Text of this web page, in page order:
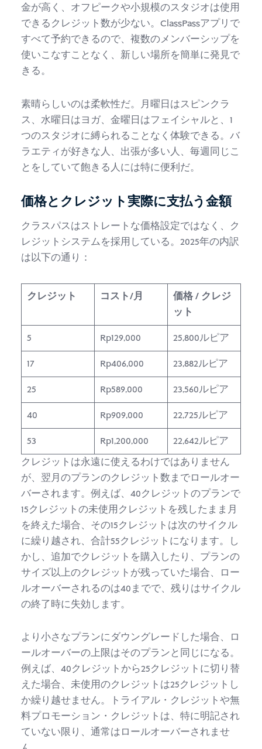
金が高く、オフピークや小規模のスタジオは使用
できるクレジット数が少ない。ClassPassアプリで
すべて予約できるので、複数のメンバーシップを
使いこなすことなく、新しい場所を簡単に発見で
きる。
素晴らしいのは柔軟性だ。月曜日はスピンクラ
ス、水曜日はヨガ、金曜日はフェイシャルと、1
つのスタジオに縛られることなく体験できる。バ
ラエティが好きな人、出張が多い人、毎週同じこ
とをしていて飽きる人には特に便利だ。
価格とクレジット実際に支払う金額
クラスパスはストレートな価格設定ではなく、ク
レジットシステムを採用している。2025年の内訳
は以下の通り：
クレジット コスト/月
価格 / クレジ
ット
5
Rp129,000
25,800ルピア
17
Rp406,000
23,882ルピア
25
Rp589,000
23,560ルピア
40
Rp909,000
22,725ルピア
53
Rp1,200,000
22,642ルピア
クレジットは永遠に使えるわけではありません
が、翌月のプランのクレジット数までロールオー
バーされます。例えば、40クレジットのプランで
15クレジットの未使用クレジットを残したまま月
を終えた場合、その15クレジットは次のサイクル
に繰り越され、合計55クレジットになります。し
かし、追加でクレジットを購入したり、プランの
サイズ以上のクレジットが残っていた場合、ロー
ルオーバーされるのは40までで、残りはサイクル
の終了時に失効します。
より小さなプランにダウングレードした場合、ロ
ールオーバーの上限はそのプランと同じになる。
例えば、40クレジットから25クレジットに切り替
えた場合、未使用のクレジットは25クレジットし
か繰り越せません。トライアル・クレジットや無
料プロモーション・クレジットは、特に明記され
ていない限り、通常はロールオーバーされませ